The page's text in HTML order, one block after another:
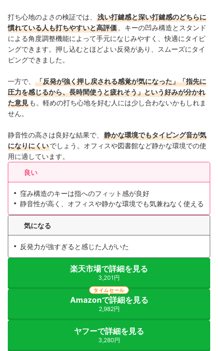
打ち心地のよさの検証では、
浅い打鍵感と深い打鍵感のどちらに
慣れている人も打ちやすいと高評価 。キーの凹み構造とスタンド
による角度調整機能によって手元になじみやすく、快適にタイピ
ングできます。押し込むとほどよい反発があり、スムーズにタイ
ピングできました。
一方で、
「反発が強く押し戻される感覚が気になった」「指先に
圧力を感じるから、長時間使うと疲れそう」という好みが分かれ
た意見 も。軽めの打ち心地を好む人には少し合わないかもしれま
せん。
静音性の高さは良好な結果で、
静かな環境でもタイピング音が気
になりにくいでしょう。オフィスや図書館など静かな環境での使
用に適しています。
良い
窪み構造のキーは指へのフィット感が良好
静音性が高く、オフィスや静かな環境でも気兼ねなく使える
気になる
反発力が強すぎると感じた人がいた
楽天市場で詳細を見る
3,201円
Amazonで詳細を見る
2,982円
タイムセール
ヤフーで詳細を見る
3,280円